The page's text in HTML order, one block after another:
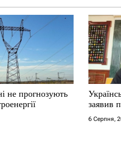
не прогнозують
заявив
6 Серпня,